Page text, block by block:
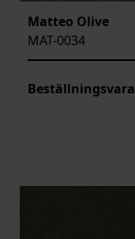
Matteo Olive
MAT-0034
Beställningsvara